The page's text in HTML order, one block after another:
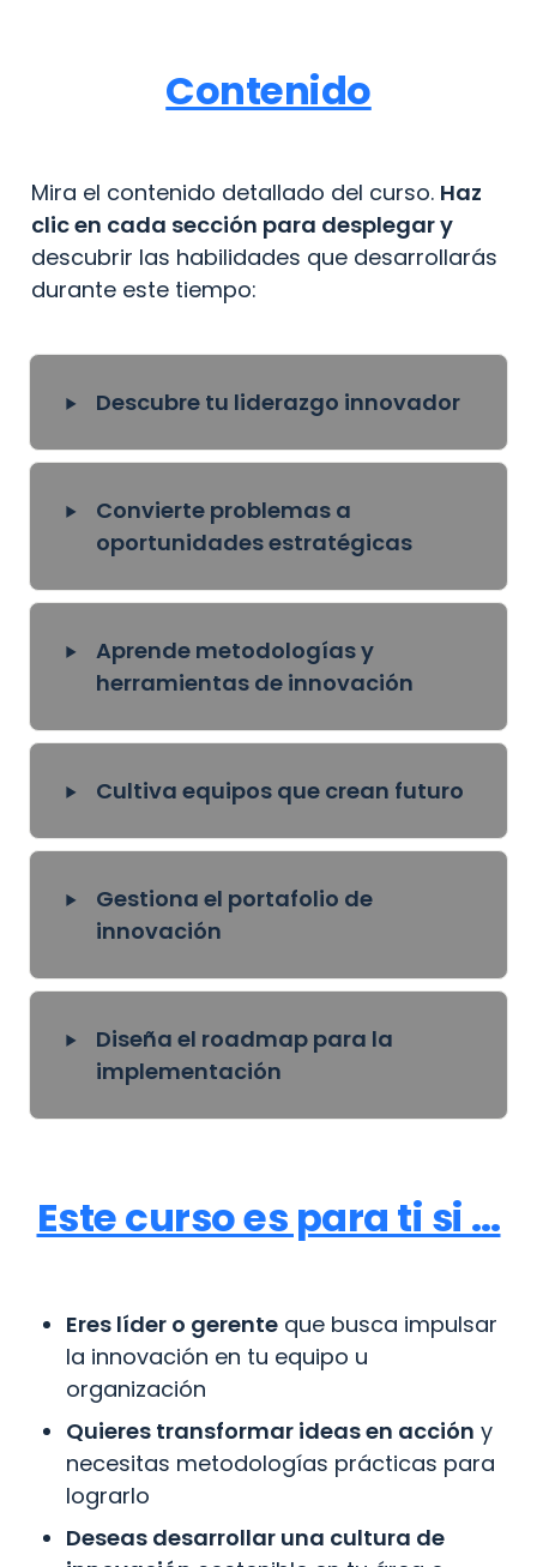
Contenido
Mira el contenido detallado del curso. Haz
descubrir las habilidades que desarrollarás
durante este tiempo:
‣ Descubre tu liderazgo innovador
‣
Convierte problemas a
oportunidades estratégicas
‣
Aprende metodologías y
herramientas de innovación
‣ Cultiva equipos que crean futuro
‣
Gestiona el portafolio de
innovación
‣
Diseña el roadmap para la
implementación
Este curso es para ti si …
Eres líder o gerente que busca impulsar
la innovación en tu equipo u
organización
Quieres transformar ideas en acción y
necesitas metodologías prácticas para
lograrlo
Deseas desarrollar una cultura de